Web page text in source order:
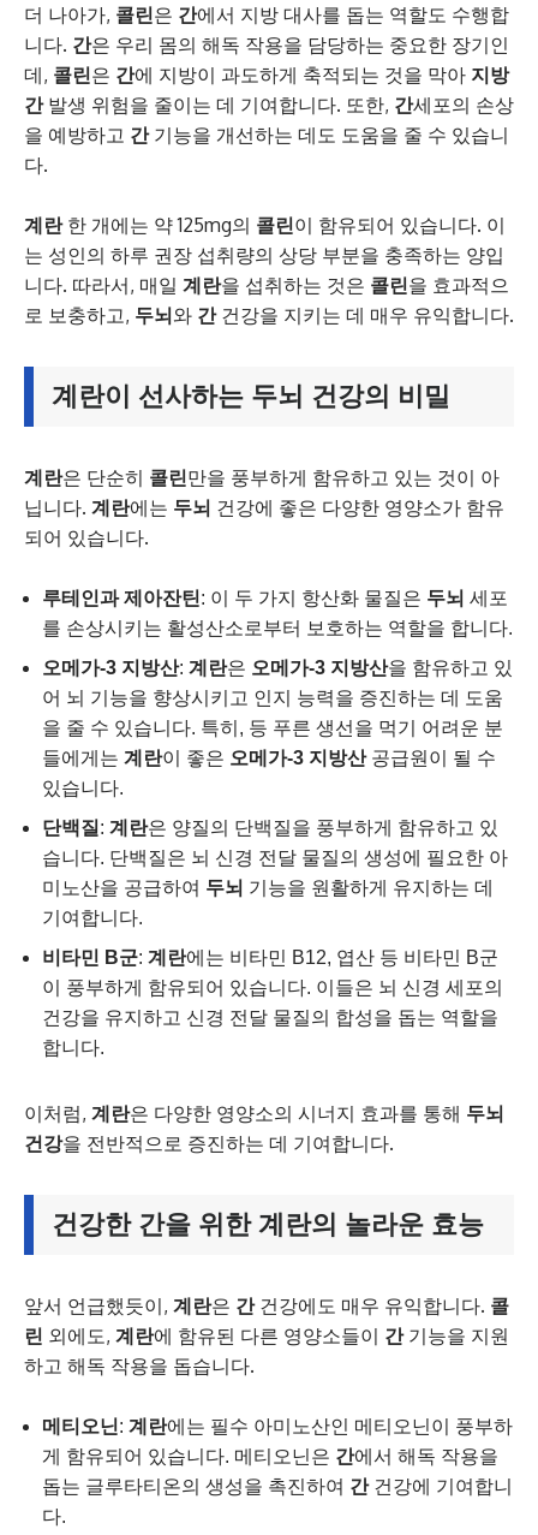
더 나아가, 콜린은 간에서 지방 대사를 돕는 역할도 수행합
니다. 간은 우리 몸의 해독 작용을 담당하는 중요한 장기인
데, 콜린은 간에 지방이 과도하게 축적되는 것을 막아 지방
간발생 위험을 줄이는 데 기여합니다. 또한, 간세포의 손상
을 예방하고 간기능을 개선하는 데도 도움을 줄 수 있습니
다.
계란한 개에는 약 125mg의 콜린이 함유되어 있습니다. 이
는 성인의 하루 권장 섭취량의 상당 부분을 충족하는 양입
니다. 따라서, 매일 계란을 섭취하는 것은 콜린을 효과적으
로 보충하고, 두뇌와 간건강을 지키는 데 매우 유익합니다.
계란이 선사하는 두뇌 건강의 비밀
계란은 단순히 콜린만을 풍부하게 함유하고 있는 것이 아
닙니다. 계란에는 두뇌 건강에 좋은 다양한 영양소가 함유
되어 있습니다.
루테인과 제아잔틴: 이 두 가지 항산화 물질은 두뇌 세포
를 손상시키는 활성산소로부터 보호하는 역할을 합니다.
오메가-3 지방산: 계란은 오메가-3 지방산을 함유하고 있
어 뇌 기능을 향상시키고 인지 능력을 증진하는 데 도움
을 줄 수 있습니다. 특히, 등 푸른 생선을 먹기 어려운 분
들에게는 계란이 좋은 오메가-3 지방산공급원이 될 수
있습니다.
단백질 : 계란은 양질의 단백질을 풍부하게 함유하고 있
습니다. 단백질은 뇌 신경 전달 물질의 생성에 필요한 아
미노산을 공급하여 두뇌 기능을 원활하게 유지하는 데
기여합니다.
비타민 B군: 계란에는 비타민 B12, 엽산 등 비타민 B군
이 풍부하게 함유되어 있습니다. 이들은 뇌 신경 세포의
건강을 유지하고 신경 전달 물질의 합성을 돕는 역할을
합니다.
이처럼, 계란은 다양한 영양소의 시너지 효과를 통해 두뇌
건강을 전반적으로 증진하는 데 기여합니다.
건강한 간을 위한 계란의 놀라운 효능
앞서 언급했듯이, 계란은 간건강에도 매우 유익합니다. 콜
린 외에도, 계란에 함유된 다른 영양소들이 간기능을 지원
하고 해독 작용을 돕습니다.
메티오닌: 계란에는 필수 아미노산인 메티오닌이 풍부하
게 함유되어 있습니다. 메티오닌은 간에서 해독 작용을
돕는 글루타티온의 생성을 촉진하여 간건강에 기여합니
다.